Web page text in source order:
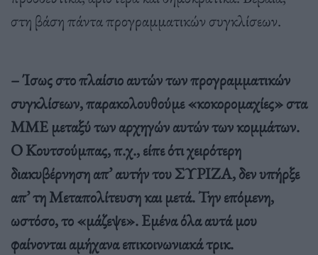
στη βάση πάντα προγραμματικών συγκλίσεων.
– Ίσως στο πλαίσιο αυτών των προγραμματικών
συγκλίσεων, παρακολουθούμε «κοκορομαχίες» στα
ΜΜΕ μεταξύ των αρχηγών αυτών των κομμάτων.
Ο Κουτσούμπας, π.χ., είπε ότι χειρότερη
διακυβέρνηση απ’ αυτήν του ΣΥΡΙΖΑ, δεν υπήρξε
απ’ τη Μεταπολίτευση και μετά. Την επόμενη,
ωστόσο, το «μάζεψε». Εμένα όλα αυτά μου
φαίνονται αμήχανα επικοινωνιακά τρικ.